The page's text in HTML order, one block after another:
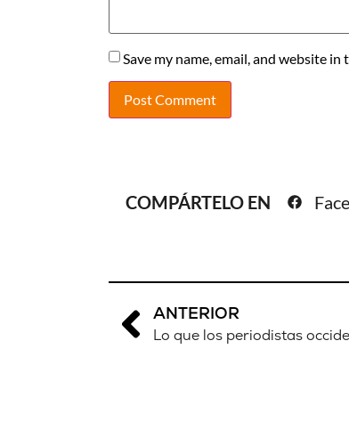
Save my name, email, and website
COMPÁRTELO EN
ANTERIOR
Lo que los periodistas